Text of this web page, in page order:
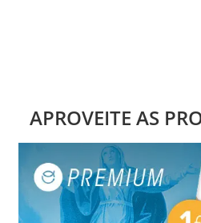
APROVEITE AS